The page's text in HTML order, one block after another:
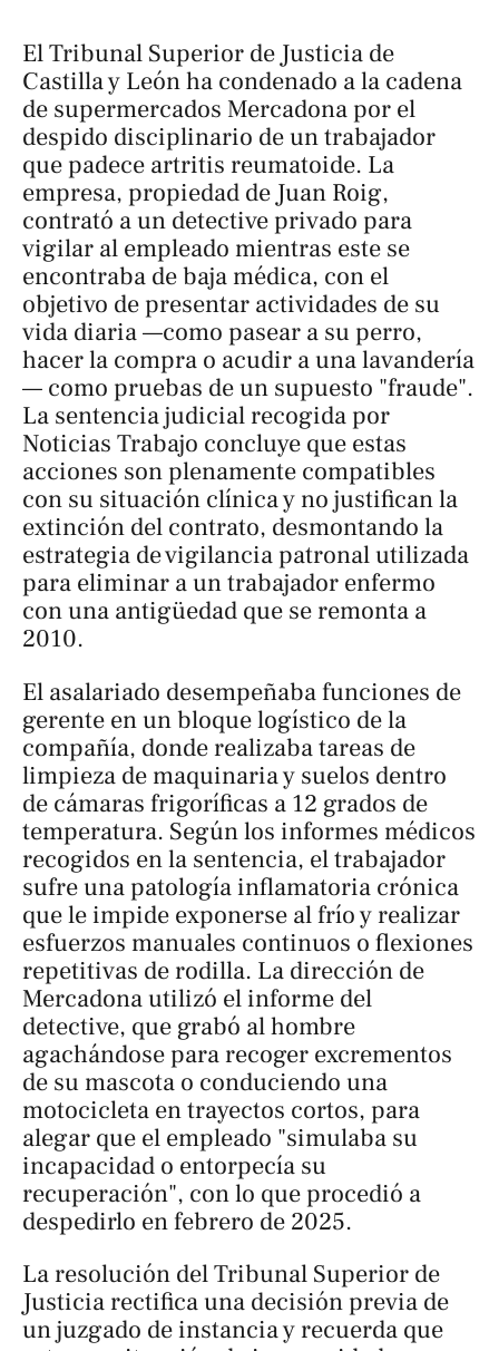
El Tribunal Superior de Justicia de
Castilla y León ha condenado a la cadena
de supermercados Mercadona por el
despido disciplinario de un trabajador
que padece artritis reumatoide. La
empresa, propiedad de Juan Roig,
contrató a un detective privado para
vigilar al empleado mientras este se
encontraba de baja médica, con el
objetivo de presentar actividades de su
vida diaria —como pasear a su perro,
hacer la compra o acudir a una lavandería
— como pruebas de un supuesto "fraude".
La sentencia judicial recogida por
Noticias Trabajo concluye que estas
acciones son plenamente compatibles
con su situación clínica y no justifican la
extinción del contrato, desmontando la
estrategia de vigilancia patronal utilizada
para eliminar a un trabajador enfermo
con una antigüedad que se remonta a
2010.
El asalariado desempeñaba funciones de
gerente en un bloque logístico de la
compañía, donde realizaba tareas de
limpieza de maquinaria y suelos dentro
de cámaras frigoríficas a 12 grados de
temperatura. Según los informes médicos
recogidos en la sentencia, el trabajador
sufre una patología inflamatoria crónica
que le impide exponerse al frío y realizar
esfuerzos manuales continuos o flexiones
repetitivas de rodilla. La dirección de
Mercadona utilizó el informe del
detective, que grabó al hombre
agachándose para recoger excrementos
de su mascota o conduciendo una
motocicleta en trayectos cortos, para
alegar que el empleado "simulaba su
incapacidad o entorpecía su
recuperación", con lo que procedió a
despedirlo en febrero de 2025.
La resolución del Tribunal Superior de
Justicia rectifica una decisión previa de
un juzgado de instancia y recuerda que